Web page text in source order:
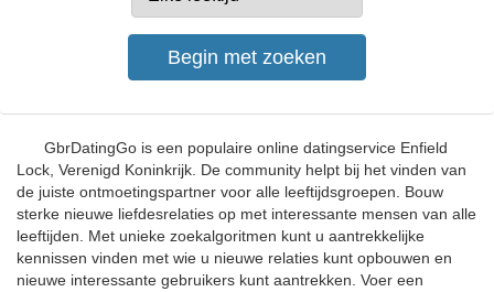
GbrDatingGo is een populaire online datingservice Enfield
Lock, Verenigd Koninkrijk. De community helpt bij het vinden van
de juiste ontmoetingspartner voor alle leeftijdsgroepen. Bouw
sterke nieuwe liefdesrelaties op met interessante mensen van alle
leeftijden. Met unieke zoekalgoritmen kunt u aantrekkelijke
kennissen vinden met wie u nieuwe relaties kunt opbouwen en
nieuwe interessante gebruikers kunt aantrekken. Voer een